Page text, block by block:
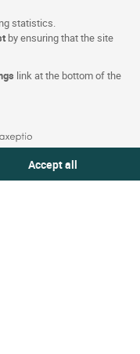
statistics.
by ensuring that the site
link at the bottom of the
Accept all